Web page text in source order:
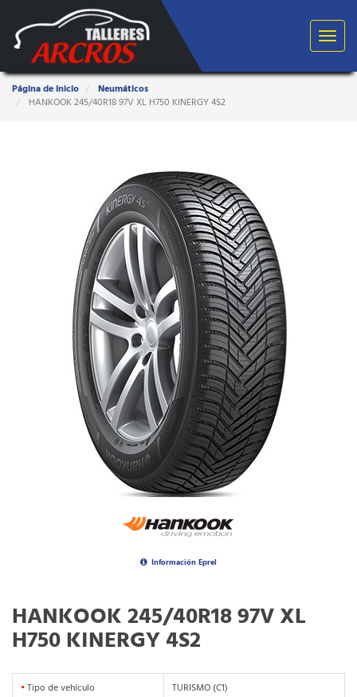
Toggle
Estas
aquí:
Página de inicio
Neumáticos
HANKOOK 245/40R18 97V XL H750 KINERGY 4S2
Información Eprel
HANKOOK 245/40R18 97V XL
H750 KINERGY 4S2
•Tipo de vehículo
TURISMO (C1)